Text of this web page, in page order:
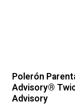
Polerón
Advisory®
Advisory